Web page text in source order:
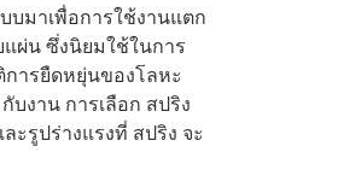
บมาเพื่อการใช้งานแตก
ผ่น ซึ่งนิยมใช้ในการ
ารยืดหยุ่นของโลหะ
บงาน การเลือก สปริง
รูปร่างแรงที่ สปริง จะ